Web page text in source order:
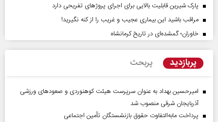
پارک شیرین قابلیت‌ بالایی برای اجرای پروژهای تفریحی دارد
مراقب باشید این بیماری عجیب و غریب را از کنه نگیرید!
خاوران؛ گمشده‌ای در تاریخ کرمانشاه
پربازدید پربحث
امیرحسین بهداد به عنوان سرپرست هیئت کوهنوردی و صعودهای ورزشی
آذربایجان شرقی منصوب شد
پرداخت مابه‌التفاوت حقوق بازنشستگان تأمین اجتماعی